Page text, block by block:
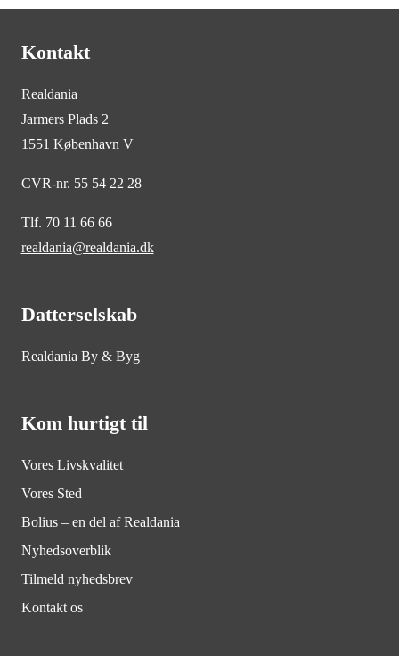
Kontakt
Realdania
Jarmers Plads 2
1551 København V
CVR-nr. 55 54 22 28
Tlf. 70 11 66 66
realdania@realdania.dk
Datterselskab
Realdania By & Byg
Kom hurtigt til
Vores Livskvalitet
Vores Sted
Bolius – en del af Realdania
Nyhedsoverblik
Tilmeld nyhedsbrev
Kontakt os